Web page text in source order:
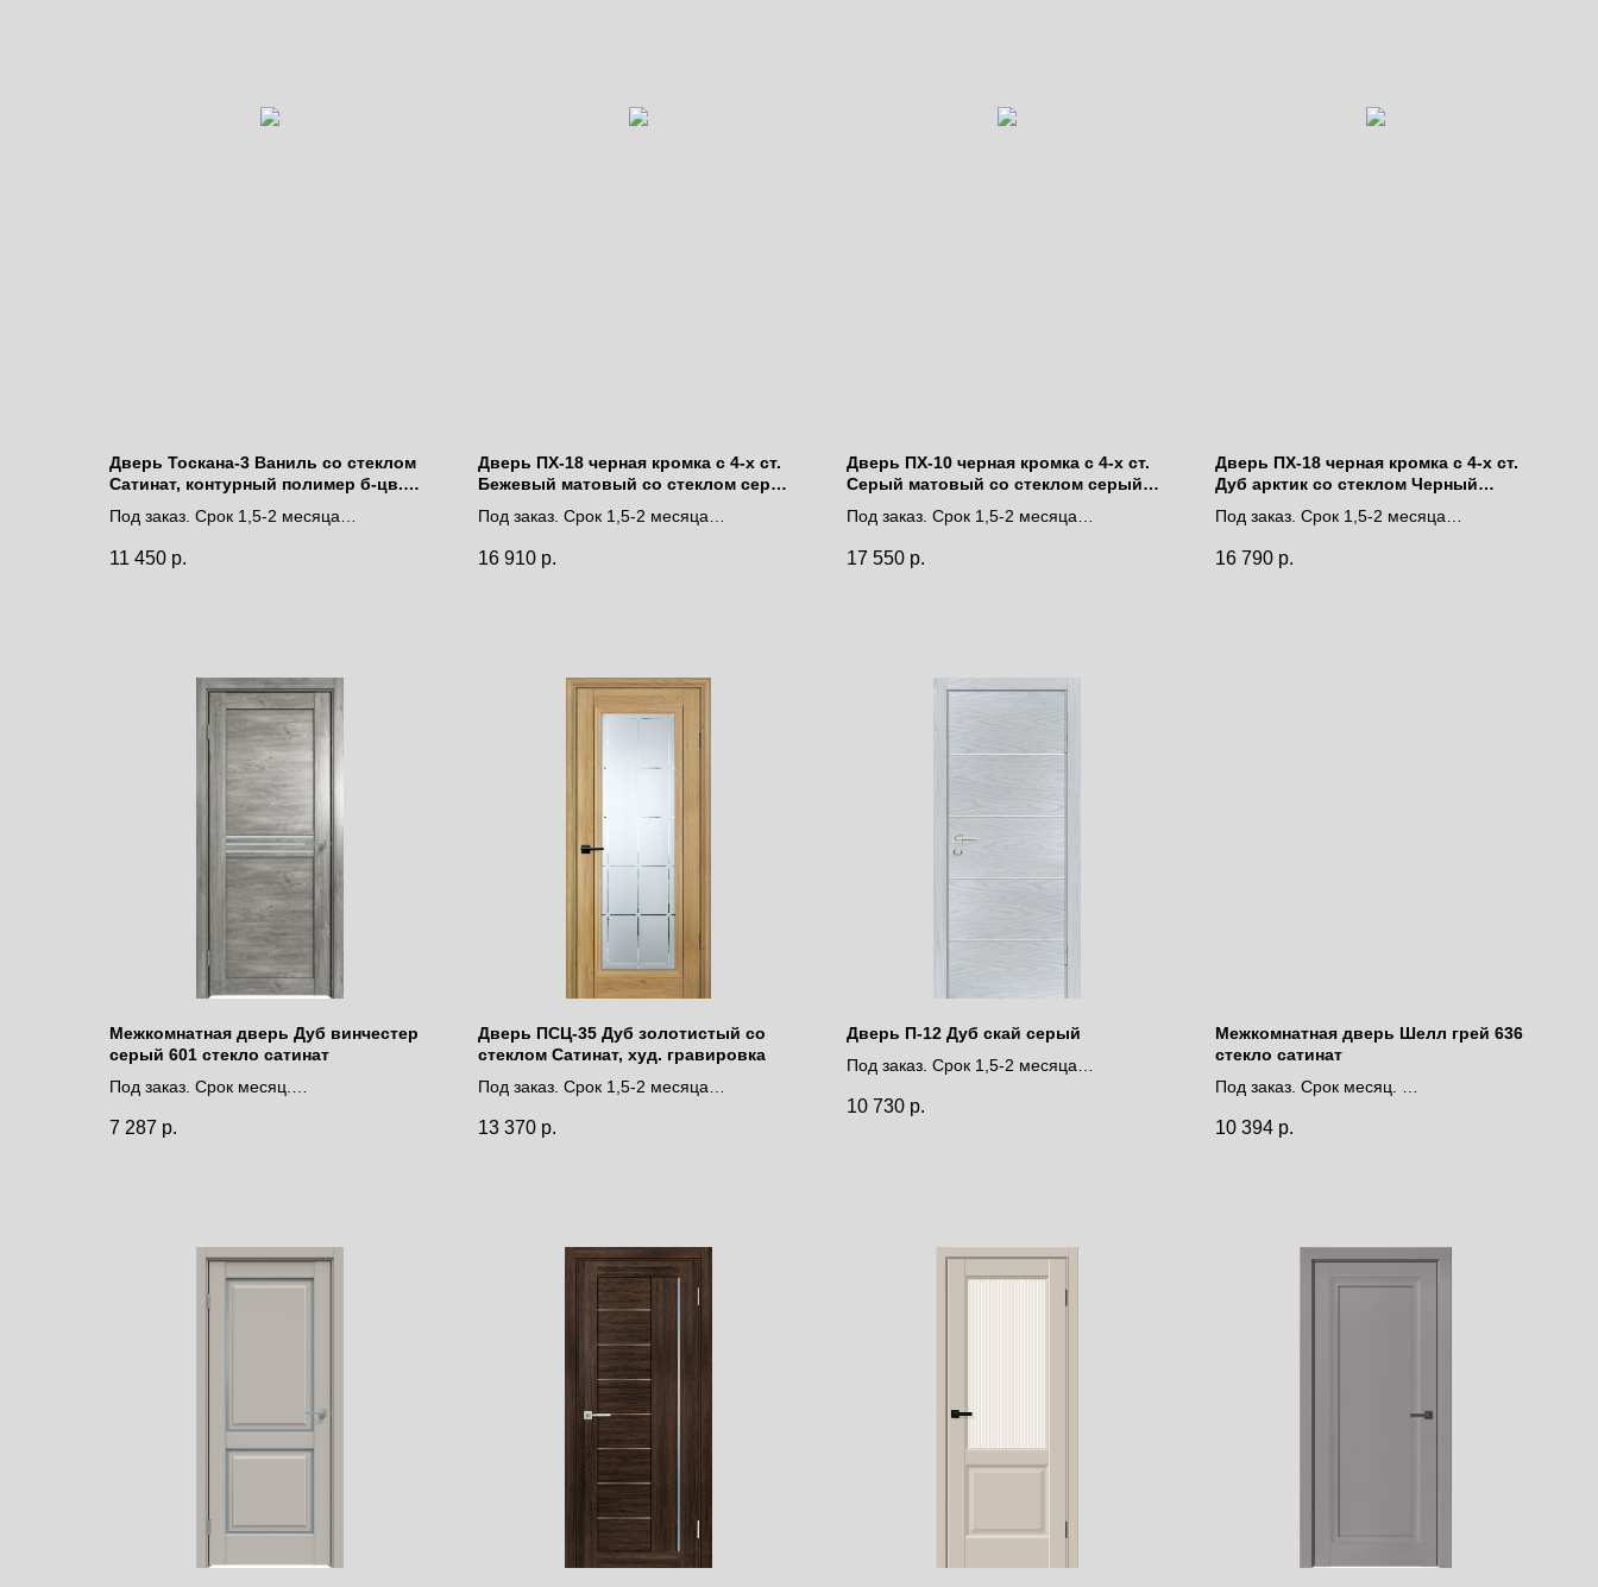
Дверь Тоскана-3 Ваниль со стеклом
Сатинат, контурный полимер б-цв.
рис. Ромб
Под заказ. Срок 1,5-2 месяца
11 450 р.
Дверь ПХ-18 черная кромка с 4-х ст.
Бежевый матовый со стеклом серый
лакобель
Под заказ. Срок 1,5-2 месяца
16 910 р.
Дверь ПХ-10 черная кромка с 4-х ст.
Серый матовый со стеклом серый
лакобель
Под заказ. Срок 1,5-2 месяца
17 550 р.
Дверь ПХ-18 черная кромка с 4-х ст.
Дуб арктик со стеклом Черный
мателак
Под заказ. Срок 1,5-2 месяца
16 790 р.
Межкомнатная дверь Дуб винчестер
серый 601 стекло сатинат
Под заказ. Срок месяц.
7 287 р.
Дверь ПСЦ-35 Дуб золотистый со
стеклом Сатинат, худ. гравировка
Под заказ. Срок 1,5-2 месяца
13 370 р.
Дверь П-12 Дуб скай серый
Под заказ. Срок 1,5-2 месяца
10 730 р.
Межкомнатная дверь Шелл грей 636
стекло сатинат
Под заказ. Срок месяц.
10 394 р.